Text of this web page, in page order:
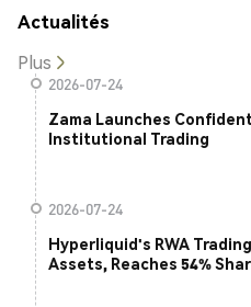
Actualités
Plus
2026-07-24
Zama Launches
Institutional Trading
2026-07-24
Hyperliquid's RWA
Assets, Reaches 54%